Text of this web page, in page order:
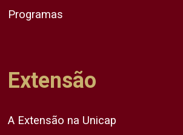
Programas
Extensão
A Extensão na Unicap